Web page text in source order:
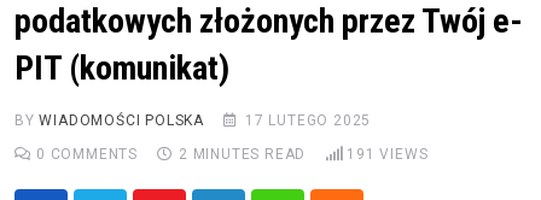
podatkowych złożonych przez Twój e-
PIT (komunikat)
BYWIADOMOŚCI POLSKA
17 LUTEGO 2025
0 COMMENTS 2 MINUTES READ 191 VIEWS